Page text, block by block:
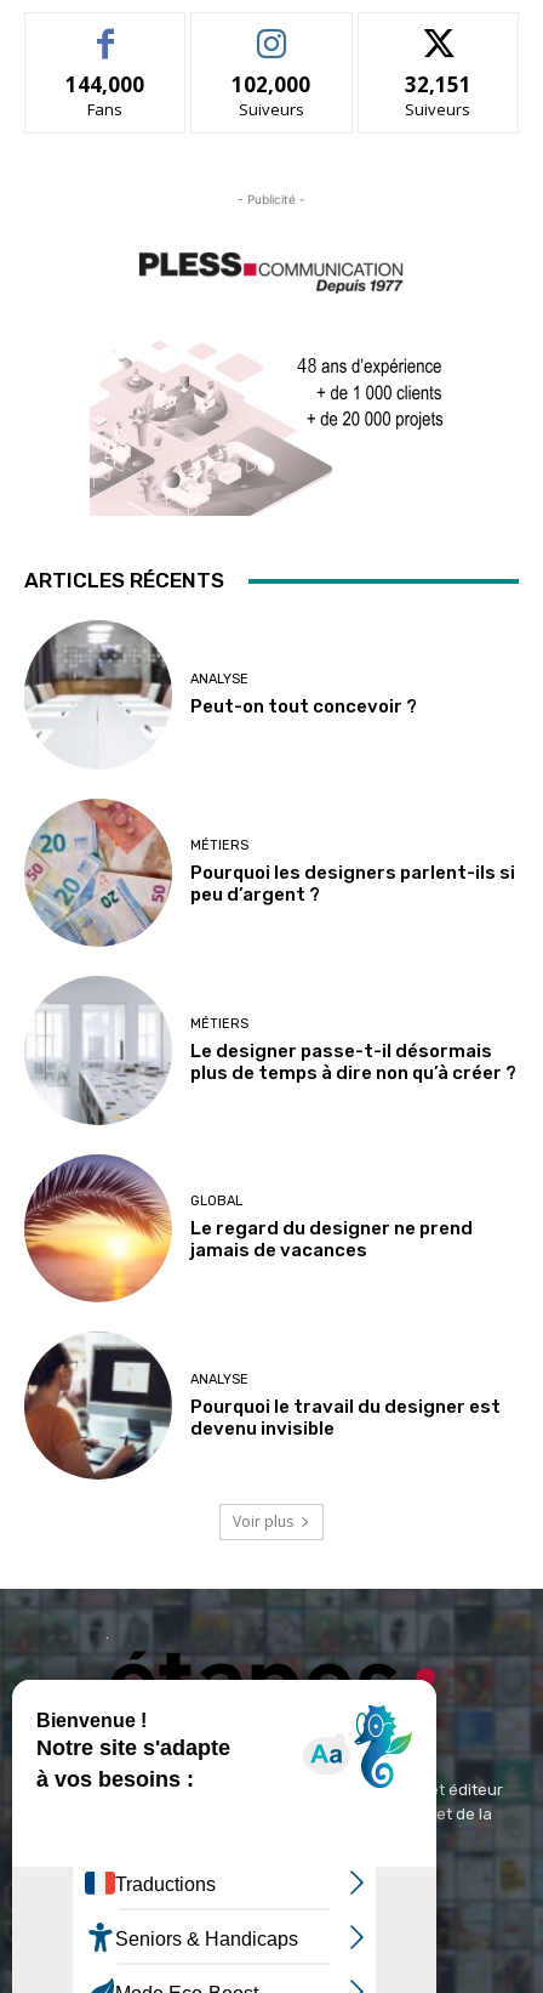
144,000
Fans
102,000
Suiveurs
32,151
Suiveurs
- Publicité -
ARTICLES RÉCENTS
ANALYSE
Peut-on tout concevoir ?
MÉTIERS
Pourquoi les designers parlent-ils si
peu d’argent ?
MÉTIERS
Le designer passe-t-il désormais
plus de temps à dire non qu’à créer ?
GLOBAL
Le regard du designer ne prend
jamais de vacances
ANALYSE
Pourquoi le travail du designer est
devenu invisible
Voir plus
ETAPES : Magazine Média de référence depuis 1994 et éditeur
spécialisé dans les domaines du design, de l'image et de la
Contact : contact@etapes.com